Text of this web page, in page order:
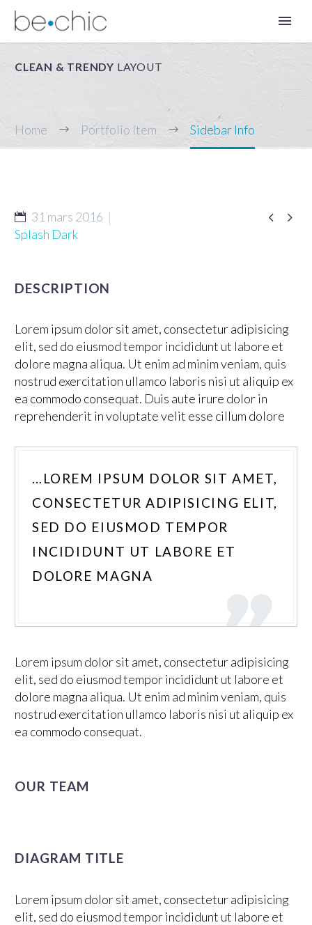
FR
CLEAN & TRENDY LAYOUT
Home Portfolio Item Sidebar Info
 
31 mars 2016
Splash Dark
DESCRIPTION
Lorem ipsum dolor sit amet, consectetur adipisicing
elit, sed do eiusmod tempor incididunt ut labore et
dolore magna aliqua. Ut enim ad minim veniam, quis
nostrud exercitation ullamco laboris nisi ut aliquip ex
ea commodo consequat. Duis aute irure dolor in
reprehenderit in voluptate velit esse cillum dolore
…LOREM IPSUM DOLOR SIT AMET,
CONSECTETUR ADIPISICING ELIT,
SED DO EIUSMOD TEMPOR
INCIDIDUNT UT LABORE ET
DOLORE MAGNA
Lorem ipsum dolor sit amet, consectetur adipisicing
elit, sed do eiusmod tempor incididunt ut labore et
dolore magna aliqua. Ut enim ad minim veniam, quis
nostrud exercitation ullamco laboris nisi ut aliquip ex
ea commodo consequat.
OUR TEAM
DIAGRAM TITLE
Lorem ipsum dolor sit amet, consectetur adipisicing
elit, sed do eiusmod tempor incididunt ut labore et